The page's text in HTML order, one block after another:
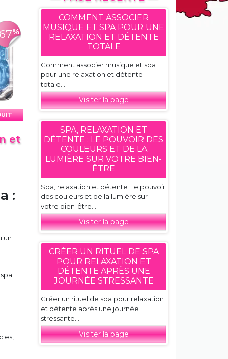
%
et
:
un
COMMENT ASSOCIER
MUSIQUE ET SPA POUR UNE
RELAXATION ET DÉTENTE
TOTALE
Comment associer musique et spa
pour une relaxation et détente
totale...
Visiter la page
SPA, RELAXATION ET
DÉTENTE : LE POUVOIR DES
COULEURS ET DE LA
LUMIÈRE SUR VOTRE BIEN-
ÊTRE
Spa, relaxation et détente : le pouvoir
des couleurs et de la lumière sur
votre bien-être...
Visiter la page
CRÉER UN RITUEL DE SPA
POUR RELAXATION ET
DÉTENTE APRÈS UNE
JOURNÉE STRESSANTE
Créer un rituel de spa pour relaxation
et détente après une journée
stressante...
Visiter la page